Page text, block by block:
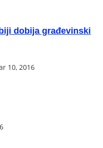
dobija građevinski
10, 2016